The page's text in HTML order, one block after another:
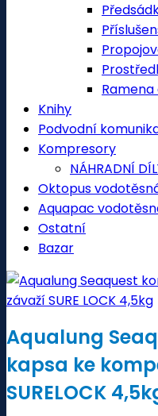
Knihy
Podvodní
Kompresory
NÁHRADNÍ
Oktopus
Aquapac
Ostatní
Bazar
Aqualung
kapsa ke
SURELOCK